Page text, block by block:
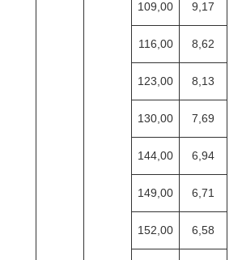
109,00 9,17
116,00 8,62
123,00 8,13
130,00 7,69
144,00 6,94
149,00 6,71
152,00 6,58